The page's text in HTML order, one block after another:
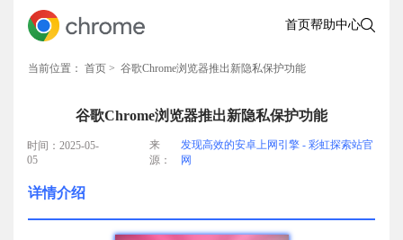
首页帮助中心
当前位置： 首页 > 谷歌Chrome浏览器推出新隐私保护功能
谷歌Chrome浏览器推出新隐私保护功能
时间：2025-05-
05
来
源：
发现高效的安卓上网引擎 - 彩虹探索站官
网
详情介绍